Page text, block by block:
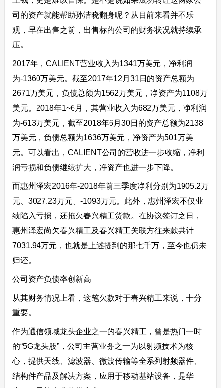
司的资产就能帮助孙洁晓翻身呢？从目前来看并不乐
观，早在出售之前，出售标的公司的财务状况就持续承
压。
2017年，CALIENT营业收入为1341万美元，净利润
为-1360万美元。截至2017年12月31日的资产总额为
2671万美元，负债总额为1562万美元，净资产为1108万
美元。2018年1~6月，其营业收入为682万美元，净利润
为-613万美元，截至2018年6月30日的资产总额为2138
万美元，负债总额为1636万美元，净资产为501万美
元。可以看出，CALIENT公司的营收进一步收缩，净利
润亏损和负债继续扩大，净资产也进一步下降。
而惠州泽宏2016年-2018年前三季度净利分别为1905.2万
元、3027.23万元、-1093万元。此外，惠州泽宏不仅业
绩陷入亏损，还拖欠春兴精工货款。在协议签订之日，
惠州泽宏尚欠春兴精工及春兴精工关联方往来款共计
7031.94万元，也就是上述提到的那七千万，至今也仍未
归还。
公司资产负债率创新高
从其财务情况上看，这笔欠款对于春兴精工来说，十分
重要。
作为通信领域龙头企业之一的春兴精工，曾是热门一时
的“5G龙头股”，公司主营业务之一为以射频技术为核
心，提供天线、滤波器、微波传输等全系列射频器件、
结构件产品及解决方案，应用于移动基站设备，是华